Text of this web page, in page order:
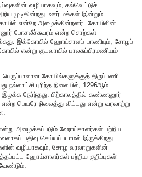
வழியாகவும், கல்வெட்டுச்
முடிகின்றது. ஊர் மக்கள் இன்றும்
என்றே அழைக்கின்றனர். கோயிலின்
போசலீச்சுவரம் என்ற சொற்கள்
இக்கோயில் ஹோய்சாளப் பாணியும், சோழப்
என்று குடவாயில் பாலசுப்பிரமணியம்
கோயில்களுக்குத் திருப்பணி
புரிந்த நிலையில், 1296ஆம்
இழக்க நேர்ந்தது. பிற்காலத்தில் கண்ணனூர்
பெயரே நிலைத்து விட்டது என்று வரலாற்று
என்று அழைக்கப்படும் ஹோய்சாளர்கள் பற்றிய
பதிவு செய்யப்படாமல் இருக்கிறது.
வழியாகவும், சோழ வரலாறுகளின்
ஹோய்சாளர்கள் பற்றிய குறிப்புகள்